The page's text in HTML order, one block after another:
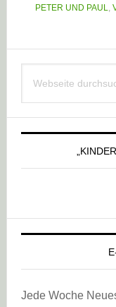
PETER UND PAUL,
Haupt-
Sidebar
durchsuchen
Jede Woche